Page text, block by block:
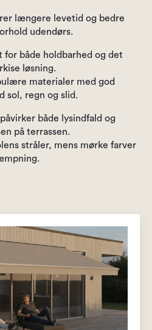
længere levetid og bedre
udendørs.
både holdbarhed og det
løsning.
materialer med god
sol, regn og slid.
både lysindfald og
på terrassen.
stråler, mens mørke farver